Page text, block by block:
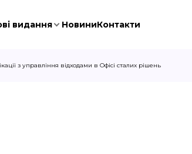
видання НовиниКонтакти
з управління відходами в Офісі сталих рішень